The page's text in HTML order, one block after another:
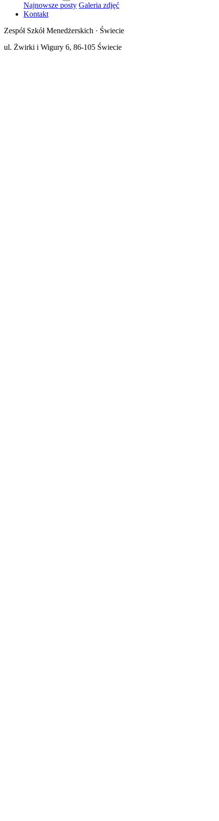
Najnowsze posty Galeria zdjęć
Kontakt
Zespół Szkół Menedżerskich · Świecie
ul. Żwirki i Wigury 6, 86-105 Świecie